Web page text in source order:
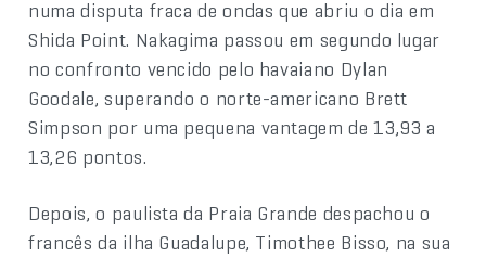
numa disputa fraca de ondas que abriu o dia em
Shida Point. Nakagima passou em segundo lugar
no confronto vencido pelo havaiano Dylan
Goodale, superando o norte-americano Brett
Simpson por uma pequena vantagem de 13,93 a
13,26 pontos.
Depois, o paulista da Praia Grande despachou o
francês da ilha Guadalupe, Timothee Bisso, na sua